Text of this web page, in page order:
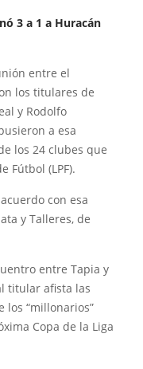
3 a 1 a Huracán
entre el
los titulares de
y Rodolfo
a esa
los 24 clubes que
Fútbol (LPF).
con esa
y Talleres, de
entre Tapia y
titular afista las
los “millonarios”
Copa de la Liga